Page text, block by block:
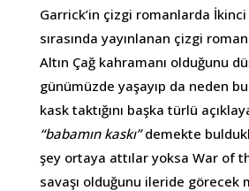
Garrick’in çizgi romanlarda İkinci
sırasında yayınlanan çizgi
Altın Çağ kahramanı olduğunu
günümüzde yaşayıp da neden
kask taktığını başka türlü
“babamın kaskı”demekte
şey ortaya attılar yoksa War of
savaşı olduğunu ileride görecek